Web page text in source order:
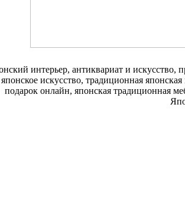
интерьер, антиквариат и
искусство, традиционная
подарок онлайн, японская традиционная